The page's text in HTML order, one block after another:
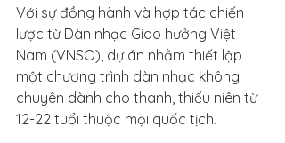
Với sự đồng hành và hợp tác chiến
lược từ Dàn nhạc Giao hưởng Việt
Nam (VNSO), dự án nhằm thiết lập
một chương trình dàn nhạc không
chuyên dành cho thanh, thiếu niên từ
12-22 tuổi thuộc mọi quốc tịch.